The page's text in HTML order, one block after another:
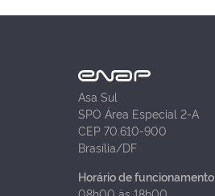
Asa Sul
SPO Área Especial 2-A
CEP 70.610-900
Brasília/DF
Horário de funcionamento